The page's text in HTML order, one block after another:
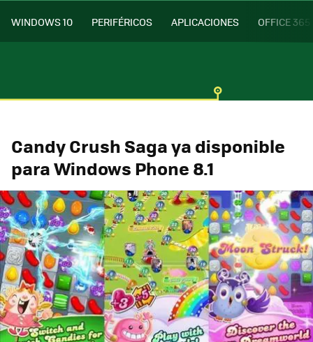
WINDOWS 10 PERIFÉRICOS APLICACIONES OFFICE 365
Candy Crush Saga ya disponible
para Windows Phone 8.1